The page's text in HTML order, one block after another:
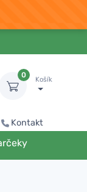
0
Košík
Kontakt